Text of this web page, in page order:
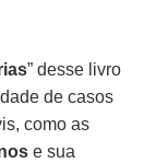
” desse livro
de casos
como as
e sua